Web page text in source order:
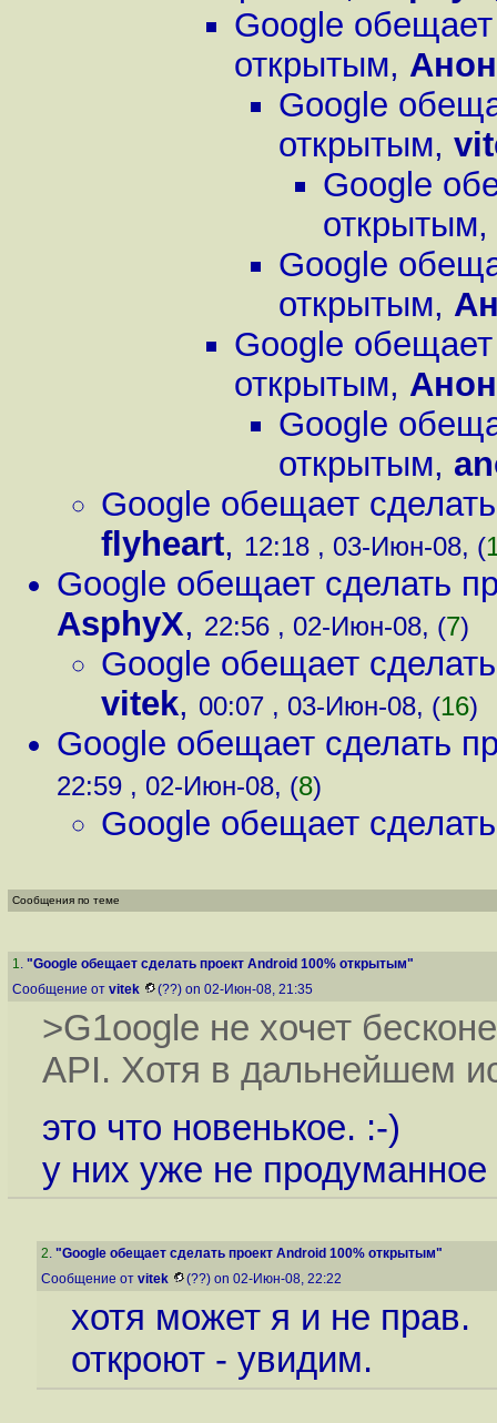
Google
открытым,
Google
открытым,
Google
открытым,
Google
открытым,
Google
открытым,
Google
открытым,
Google обещает
flyheart, 12:18 , 03-Июн-08, (
Google обещает сделать
AsphyX, 22:56 , 02-Июн-08, (7)
Google обещает
vitek, 00:07 , 03-Июн-08, (16)
Google обещает сделать
22:59 , 02-Июн-08, (8)
Google обещает
Сообщения по теме
1. "Google обещает сделать проект Android 100% открытым"
Сообщение от vitek (??) on 02-Июн-08, 21:35
>G1oogle не хочет
API. Хотя в дальнейшем
это что новенькое. :-)
у них уже не продуманное
2. "Google обещает сделать проект Android 100% открытым"
Сообщение от vitek (??) on 02-Июн-08, 22:22
хотя может я и не прав.
откроют - увидим.